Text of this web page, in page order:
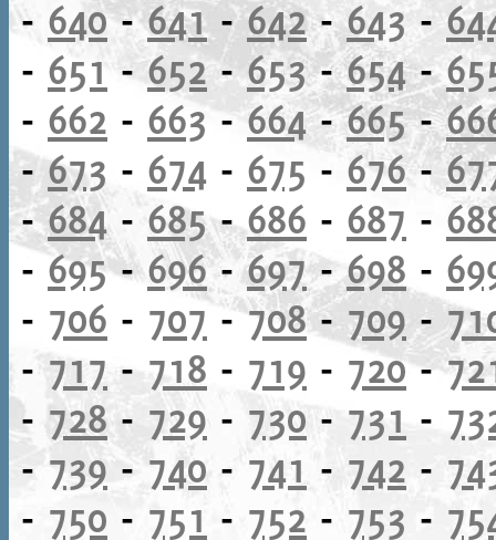
- 640-641-642-643-
- 651 -652-653-654-
- 662 - 663-664-665-
-673 - 674 - 675 - 676-
-684 -685-686 - 687 -
-695-696-697-698 -
- 706 - 707 -708- 709-
-717 - 718 - 719 - 720-
-728- 729 - 730- 731 -
-739-740 - 741 - 742 -
- 750 - 751 - 752 - 753 -